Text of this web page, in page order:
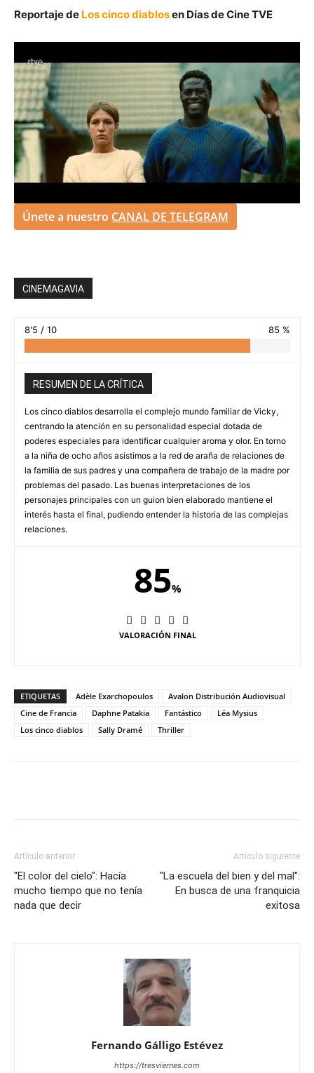
Reportaje de Los cinco diablosen Días de Cine TVE
Únete a nuestro CANAL DE TELEGRAM
CINEMAGAVIA
8'5 / 10 85 %
RESUMEN DE LA CRÍTICA
Los cinco diablos desarrolla el complejo mundo familiar de Vicky,
centrando la atención en su personalidad especial dotada de
poderes especiales para identificar cualquier aroma y olor. En torno
a la niña de ocho años asistimos a la red de araña de relaciones de
la familia de sus padres y una compañera de trabajo de la madre por
problemas del pasado. Las buenas interpretaciones de los
personajes principales con un guion bien elaborado mantiene el
interés hasta el final, pudiendo entender la historia de las complejas
relaciones.
85%
VALORACIÓN FINAL
ETIQUETAS Adèle Exarchopoulos
Avalon Distribución Audiovisual
Cine de Francia
Daphne Patakia Fantástico
Léa Mysius
Los cinco diablos
Sally Dramé Thriller
Artículo anterior
"El color del cielo": Hacía
mucho tiempo que no tenía
nada que decir
Artículo siguiente
"La escuela del bien y del mal":
En busca de una franquicia
exitosa
Fernando Gálligo Estévez
https://tresviernes.com